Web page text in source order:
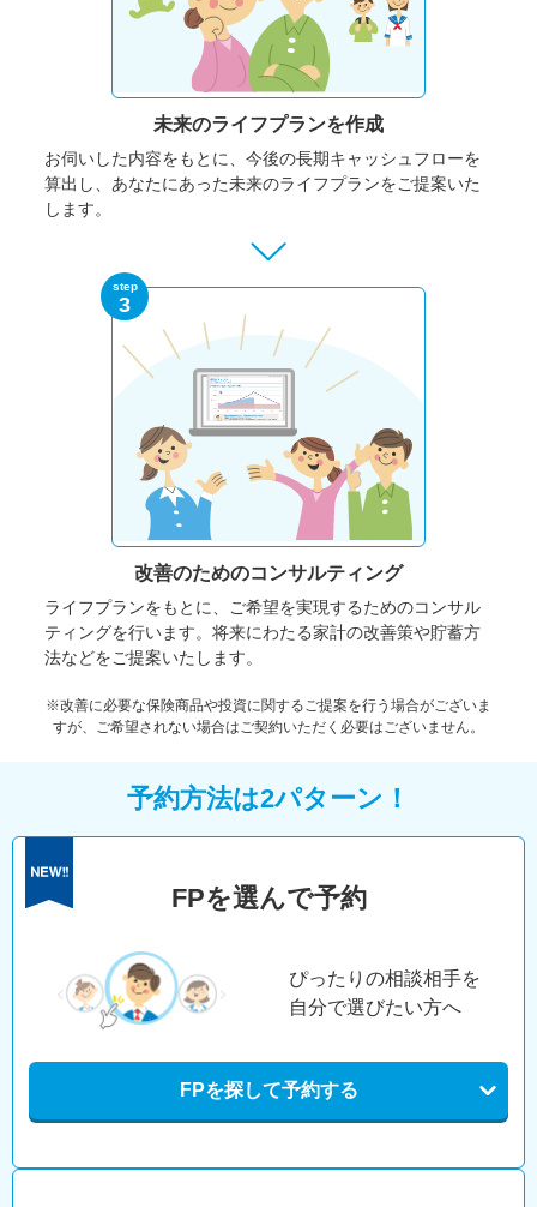
未来のライフプランを作成
お伺いした内容をもとに、今後の長期キャッシュフローを
算出し、あなたにあった未来のライフプランをご提案いた
します。
step
3
改善のためのコンサルティング
ライフプランをもとに、ご希望を実現するためのコンサル
ティングを行います。将来にわたる家計の改善策や貯蓄方
法などをご提案いたします。
※改善に必要な保険商品や投資に関するご提案を行う場合がございま
すが、ご希望されない場合はご契約いただく必要はございません。
予約方法は2パターン！
FPを選んで予約
ぴったりの相談相手を
自分で選びたい方へ
FPを探して予約する